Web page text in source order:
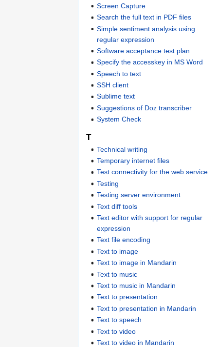
Screen Capture
Search the full text in PDF files
Simple sentiment analysis using
regular expression
Software acceptance test plan
Specify the accesskey in MS Word
Speech to text
SSH client
Sublime text
Suggestions of Doz transcriber
System Check
T
Technical writing
Temporary internet files
Test connectivity for the web service
Testing
Testing server environment
Text diff tools
Text editor with support for regular
expression
Text file encoding
Text to image
Text to image in Mandarin
Text to music
Text to music in Mandarin
Text to presentation
Text to presentation in Mandarin
Text to speech
Text to video
Text to video in Mandarin